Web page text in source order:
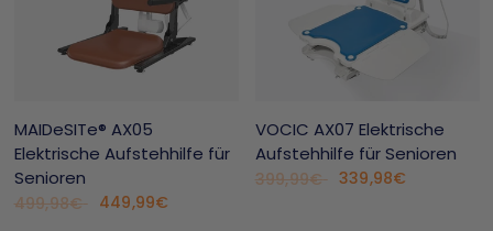
MAIDeSITe® AX05
Elektrische Aufstehhilfe für
Senioren
499,98€ 449,99€
VOCIC AX07 Elektrische
Aufstehhilfe für Senioren
399,99€ 339,98€